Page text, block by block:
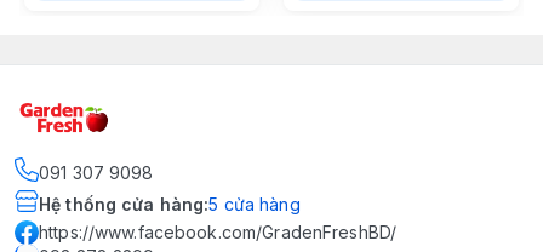
091 307 9098
Hệ thống cửa hàng:5 cửa hàng
https://www.facebook.com/GradenFreshBD/